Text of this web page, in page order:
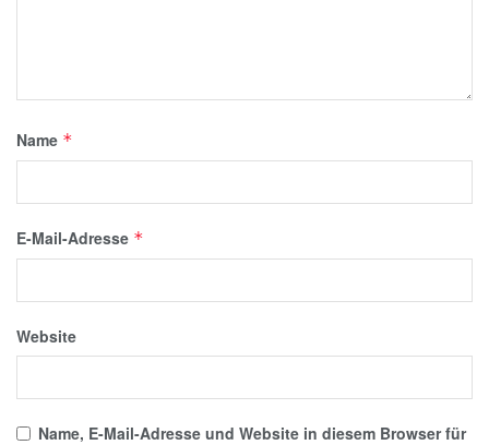
Name *
E-Mail-Adresse *
Website
Name, E-Mail-Adresse und Website in diesem Browser für